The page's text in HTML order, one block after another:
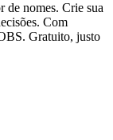
de nomes. Crie sua
Com
Gratuito, justo